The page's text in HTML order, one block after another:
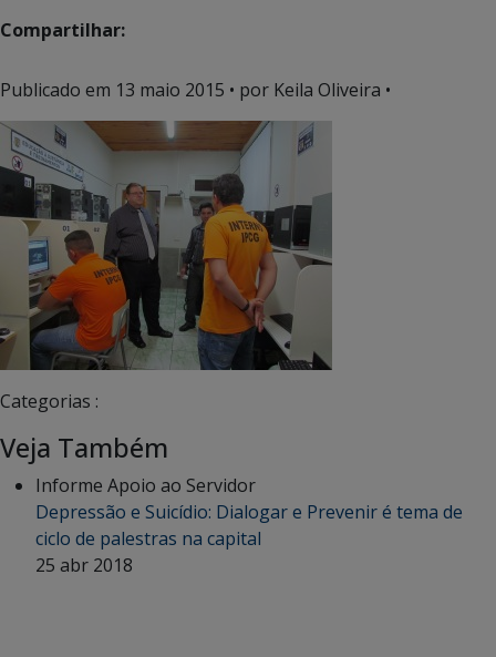
Compartilhar:
Publicado em 13 maio 2015 • por Keila Oliveira •
Categorias :
Veja Também
Informe Apoio ao Servidor
Depressão e Suicídio: Dialogar e Prevenir é tema de
ciclo de palestras na capital
25 abr 2018